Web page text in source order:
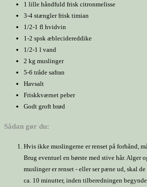
1 lille håndfuld frisk citronmelisse
3-4 stængler frisk timian
1/2-1 fl hvidvin
1-2 spsk æblecidereddike
1/2-1 l vand
2 kg muslinger
5-6 tråde safran
Havsalt
Friskkværnet peber
Godt groft brød
Sådan gør du:
Hvis ikke muslingerne er renset på forhånd,
Brug eventuel en børste med stive hår. Alger
muslinger er renset - eller ser pæne ud, skal
ca. 10 minutter, inden tilberedningen